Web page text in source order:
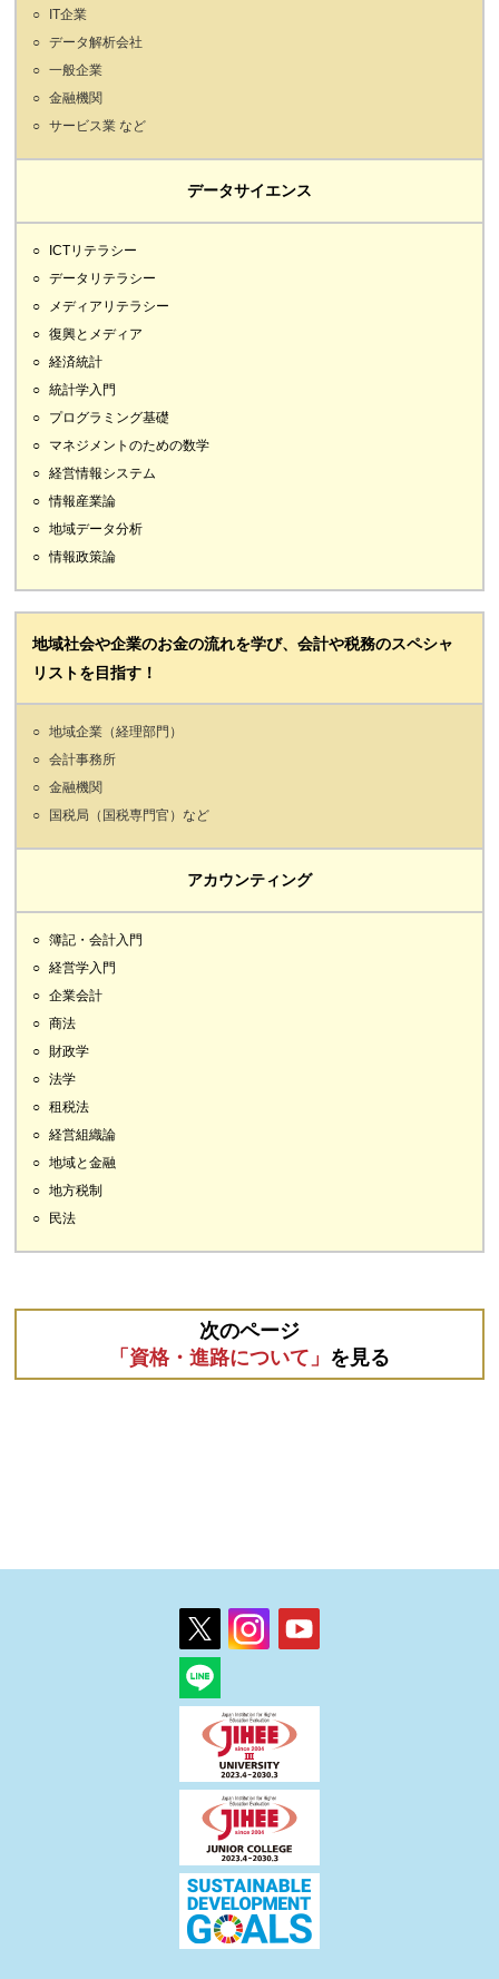
IT企業
データ解析会社
一般企業
金融機関
サービス業 など
データサイエンス
ICTリテラシー
データリテラシー
メディアリテラシー
復興とメディア
経済統計
統計学入門
プログラミング基礎
マネジメントのための数学
経営情報システム
情報産業論
地域データ分析
情報政策論
地域社会や企業のお金の流れを学び、会計や税務のスペシャ
リストを目指す！
地域企業（経理部門）
会計事務所
金融機関
国税局（国税専門官）など
アカウンティング
簿記・会計入門
経営学入門
企業会計
商法
財政学
法学
租税法
経営組織論
地域と金融
地方税制
民法
次のページ
「資格・進路について」 を見る